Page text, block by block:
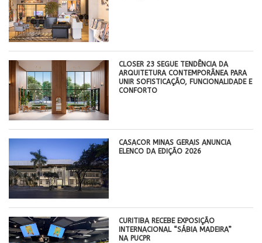
CLOSER 23 SEGUE TENDÊNCIA DA
ARQUITETURA CONTEMPORÂNEA PARA
UNIR SOFISTICAÇÃO, FUNCIONALIDADE E
CONFORTO
CASACOR MINAS GERAIS ANUNCIA
ELENCO DA EDIÇÃO 2026
CURITIBA RECEBE EXPOSIÇÃO
INTERNACIONAL “SÁBIA MADEIRA”
NA PUCPR